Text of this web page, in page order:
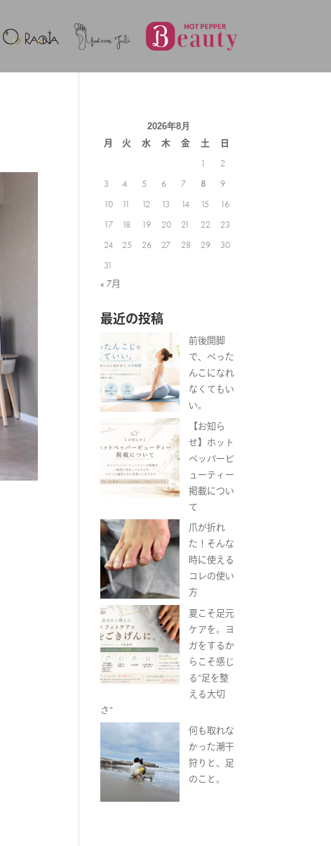
2026年8月
月 火 水 木 金 土
日
1
2
3
4 5 6 7 8
9
10
11 12 13 14 15
16
17
18 19 20 21 22
23
24
25 26 27 28 29
30
31
« 7月
最近の投稿
前後開脚
で、ぺった
んこになれ
なくてもい
い。
【お知ら
せ】ホット
ペッパービ
ューティー
掲載につい
て
爪が折れ
た！そんな
時に使える
コレの使い
方
夏こそ足元
ケアを。ヨ
ガをするか
らこそ感じ
る“足を整
える大切
さ”
何も取れな
かった潮干
狩りと、足
のこと。